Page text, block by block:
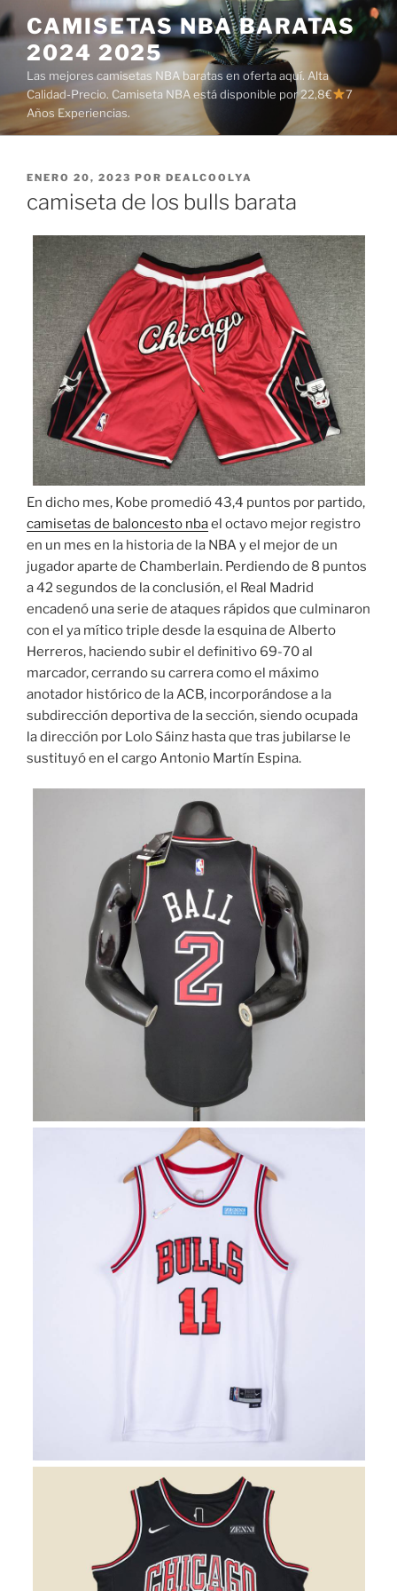
Saltar
al
contenido
CAMISETAS NBA BARATAS
2024 2025
Las mejores camisetas NBA baratas en oferta aquí. Alta
Calidad-Precio. Camiseta NBA está disponible por 22,8€
7
Años Experiencias.
PUBLICADO
ENERO 20, 2023 POR DEALCOOLYA
camiseta de los bulls barata
En dicho mes, Kobe promedió 43,4 puntos por partido,
camisetas de baloncesto nbael octavo mejor registro
en un mes en la historia de la NBA y el mejor de un
jugador aparte de Chamberlain. Perdiendo de 8 puntos
a 42 segundos de la conclusión, el Real Madrid
encadenó una serie de ataques rápidos que culminaron
con el ya mítico triple desde la esquina de Alberto
Herreros, haciendo subir el definitivo 69-70 al
marcador, cerrando su carrera como el máximo
anotador histórico de la ACB, incorporándose a la
subdirección deportiva de la sección, siendo ocupada
la dirección por Lolo Sáinz hasta que tras jubilarse le
sustituyó en el cargo Antonio Martín Espina.